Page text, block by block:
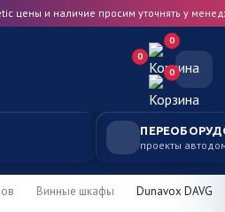
цены и наличие просим уточнять у
0
0
0
проекты
Винные шкафы Dunavox DAVG-